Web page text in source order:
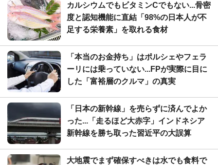
カルシウムでもビタミンCでもない...骨密
度と認知機能に直結「98%の日本人が不
足する栄養素」を取れる食材
「本当のお金持ち」はポルシェやフェラ
ーリには乗っていない...FPが実際に目に
した「富裕層のクルマ」の真実
「日本の新幹線」を売らずに済んでよか
った...「走るほど大赤字」インドネシア
新幹線を勝ち取った習近平の大誤算
大地震でまず確保すべきは水でも食料で